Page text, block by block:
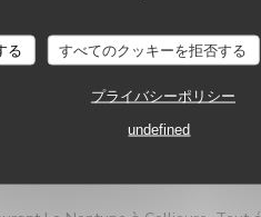
る すべてのクッキーを拒否する
プライバシーポリシー
undefined
was superb Presentation and
/5 雰囲気:
Le Neptune